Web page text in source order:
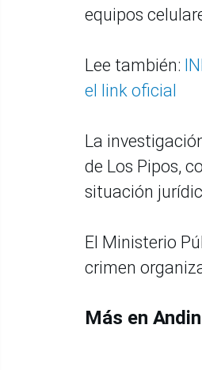
equipos
Lee también:
el link oficial
La
de Los Pipos,
situación
El Ministerio
crimen
Más en